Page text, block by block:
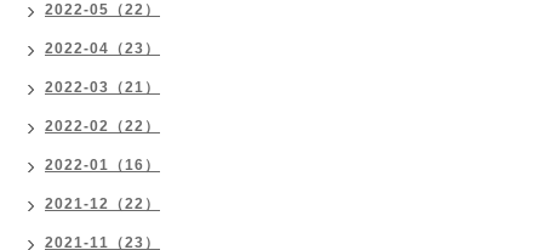
2022-05（22）
2022-04（23）
2022-03（21）
2022-02（22）
2022-01（16）
2021-12（22）
2021-11（23）